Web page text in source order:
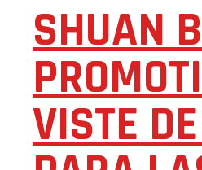
SHUAN
VISTE